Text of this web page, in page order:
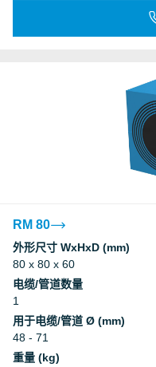
RM 80
外形尺寸 WxHxD (mm)
80 x 80 x 60
电缆/管道数量
1
用于电缆/管道 Ø (mm)
48 - 71
重量 (kg)